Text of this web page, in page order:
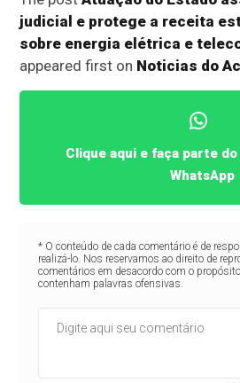
judicial e protege a receita
sobre energia elétrica e
appeared first on Noticias do
Clique aqui e faça parte
WhatsApp
* O conteúdo de cada comentário é de
realizá-lo. Nos reservamos ao direito de
comentários em desacordo com o
contenham palavras ofensivas.